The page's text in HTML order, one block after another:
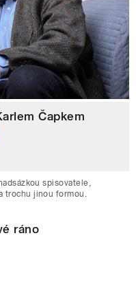
Čapkem
spisovatele,
trochu jinou formou.
ráno